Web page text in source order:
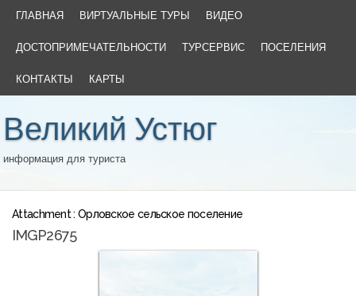
ГЛАВНАЯ ВИРТУАЛЬНЫЕ ТУРЫ ВИДЕО
ДОСТОПРИМЕЧАТЕЛЬНОСТИ ТУРСЕРВИС ПОСЕЛЕНИЯ
КОНТАКТЫ КАРТЫ
Великий Устюг
информация для туриста
Attachment : Орловское сельское поселение
IMGP2675